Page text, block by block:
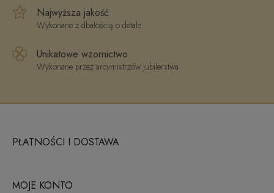
Najwyższa jakość
Wykonane z dbałością o detale
Unikatowe wzornictwo
Wykonane przez arcymistrzów jubilerstwa
PŁATNOŚCI I DOSTAWA
MOJE KONTO